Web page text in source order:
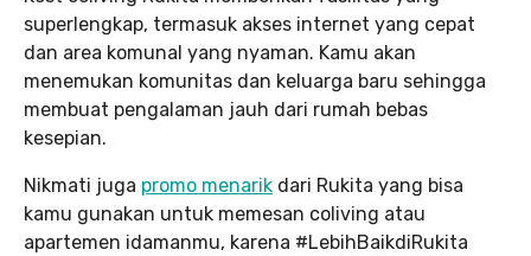
superlengkap, termasuk akses internet yang cepat
dan area komunal yang nyaman. Kamu akan
menemukan komunitas dan keluarga baru sehingga
membuat pengalaman jauh dari rumah bebas
kesepian.
Nikmati juga promo menarik dari Rukita yang bisa
kamu gunakan untuk memesan coliving atau
apartemen idamanmu, karena #LebihBaikdiRukita